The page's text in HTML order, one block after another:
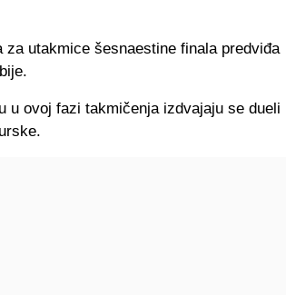
utakmice šesnaestine finala predviđa
u ovoj fazi takmičenja izdvajaju se dueli